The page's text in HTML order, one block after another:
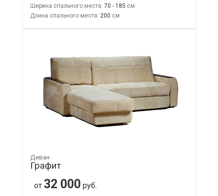
Ширина спального места: 70 - 185
Длина спального места: 200
Диван
Графит
от 32 000 руб.